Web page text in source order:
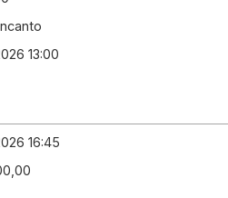
13:00
16:45